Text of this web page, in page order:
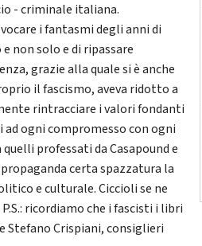
- criminale italiana.
i fantasmi degli anni di
non solo e di ripassare
grazie alla quale si è anche
il fascismo, aveva ridotto a
rintracciare i valori fondanti
ogni compromesso con ogni
professati da Casapound e
certa spazzatura la
e culturale. Ciccioli se ne
ricordiamo che i fascisti i libri
Stefano Crispiani, consiglieri